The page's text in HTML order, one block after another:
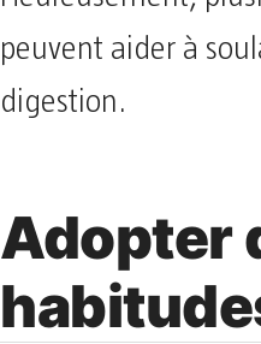
peuvent aider à
digestion.
Adopter